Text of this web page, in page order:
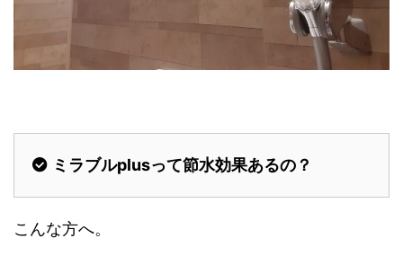
ミラブルplusって節水効果あるの？
こんな方へ。